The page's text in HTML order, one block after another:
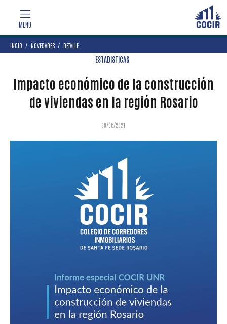
INCIO NOVEDADES DETALLE
ESTADISTICAS
Impacto económico de la construcción
de viviendas en la región Rosario
09/06/2021